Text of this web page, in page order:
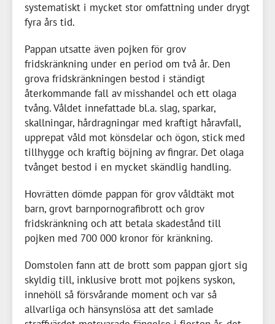
systematiskt i mycket stor omfattning under drygt
fyra års tid.
Pappan utsatte även pojken för grov
fridskränkning under en period om två år. Den
grova fridskränkningen bestod i ständigt
återkommande fall av misshandel och ett olaga
tvång. Våldet innefattade bl.a. slag, sparkar,
skallningar, hårdragningar med kraftigt håravfall,
upprepat våld mot könsdelar och ögon, stick med
tillhygge och kraftig böjning av fingrar. Det olaga
tvånget bestod i en mycket skändlig handling.
Hovrätten dömde pappan för grov våldtäkt mot
barn, grovt barnpornografibrott och grov
fridskränkning och att betala skadestånd till
pojken med 700 000 kronor för kränkning.
Domstolen fann att de brott som pappan gjort sig
skyldig till, inklusive brott mot pojkens syskon,
innehöll så försvårande moment och var så
allvarliga och hänsynslösa att det samlade